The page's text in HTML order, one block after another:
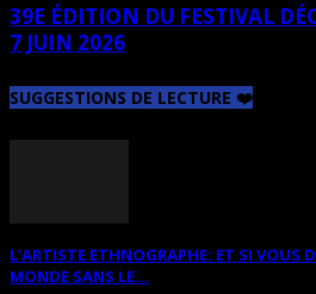
39E ÉDITION DU FESTIVAL
7 JUIN 2026
SUGGESTIONS DE LECTURE ❤️
L’ARTISTE ETHNOGRAPHE: ET SI VOUS
MONDE SANS LE...